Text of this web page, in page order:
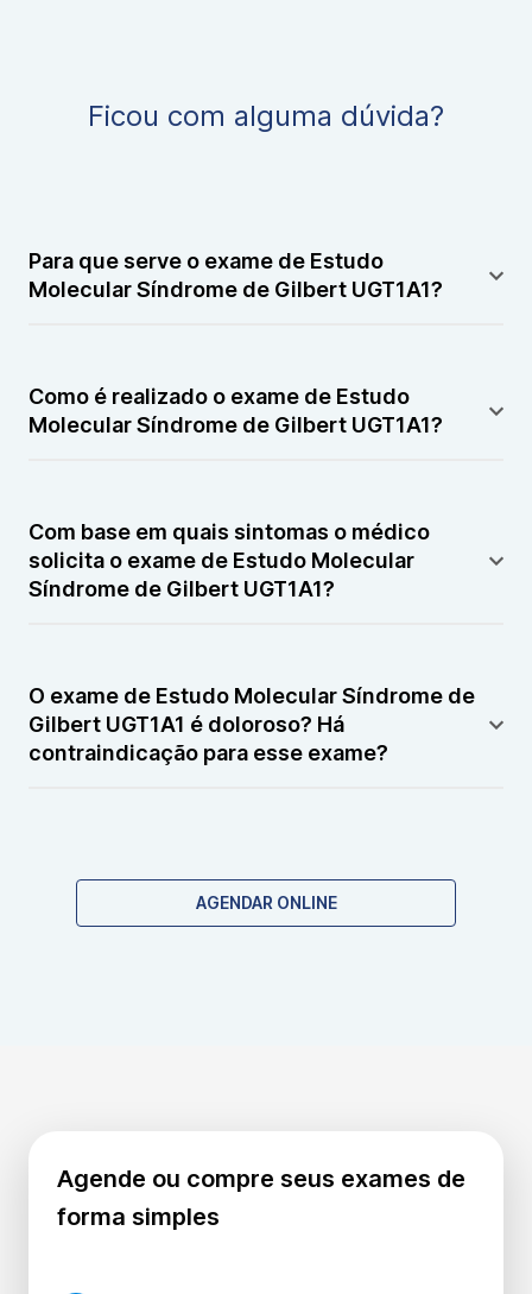
Ficou com alguma dúvida?
Para que serve o exame de Estudo
Molecular Síndrome de Gilbert UGT1A1?
serve para diagnosticar a Síndrome de Gilbert, uma
condição genética benigna que afeta o metabolismo
Como é realizado o exame de Estudo
Molecular Síndrome de Gilbert UGT1A1?
gene UGT1A1 a partir de uma amostra de sangue,
buscando a mutação específica associada à
Síndrome de Gilbert.
Com base em quais sintomas o médico
solicita o exame de Estudo Molecular
Síndrome de Gilbert UGT1A1?
icterícia leve intermitente, níveis elevados de
bilirrubina indireta no sangue sem outra causa
aparente, ou para confirmar o diagnóstico em
pacientes com suspeita clínica.
O exame de Estudo Molecular Síndrome de
Gilbert UGT1A1 é doloroso? Há
contraindicação para esse exame?
específicas para este exame genético.
AGENDAR ONLINE
Agende ou compre seus exames de
forma simples